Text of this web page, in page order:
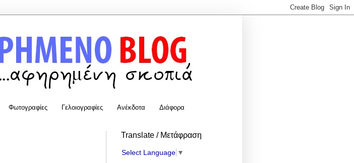
Φωτογραφίες Γελοιογραφίες Ανέκδοτα Διάφορα
Translate / Μετάφραση
Select Language ▼